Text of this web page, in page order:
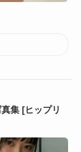
集 [ヒップリ